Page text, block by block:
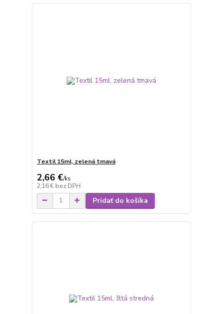
Textil 15ml, zelená tmavá
2,66 €/ks
2,16 € bez DPH
Pridať do košíka